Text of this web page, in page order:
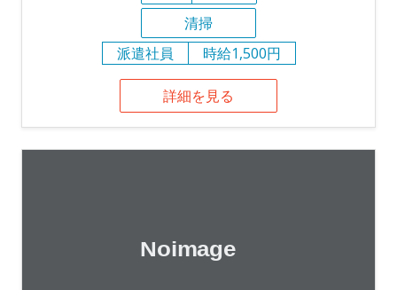
清掃
派遣社員
時給1,500円
詳細を見る